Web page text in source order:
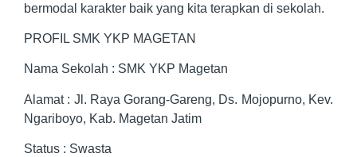
bermodal karakter baik yang kita terapkan di sekolah.
PROFIL SMK YKP MAGETAN
Nama Sekolah : SMK YKP Magetan
Alamat : Jl. Raya Gorang-Gareng, Ds. Mojopurno, Kev.
Ngariboyo, Kab. Magetan Jatim
Status : Swasta